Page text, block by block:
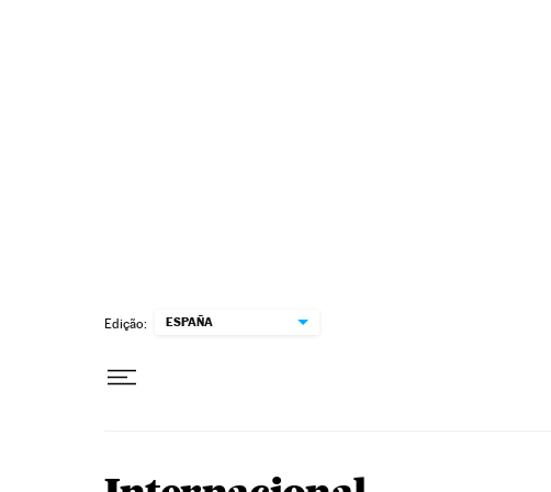
Edição: ESPAÑA